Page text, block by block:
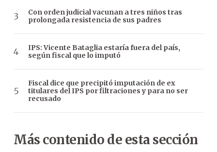
Con orden judicial vacunan a tres niños tras
prolongada resistencia de sus padres
IPS: Vicente Bataglia estaría fuera del país,
según fiscal que lo imputó
Fiscal dice que precipitó imputación de ex
titulares del IPS por filtraciones y para no ser
recusado
Más contenido de esta sección